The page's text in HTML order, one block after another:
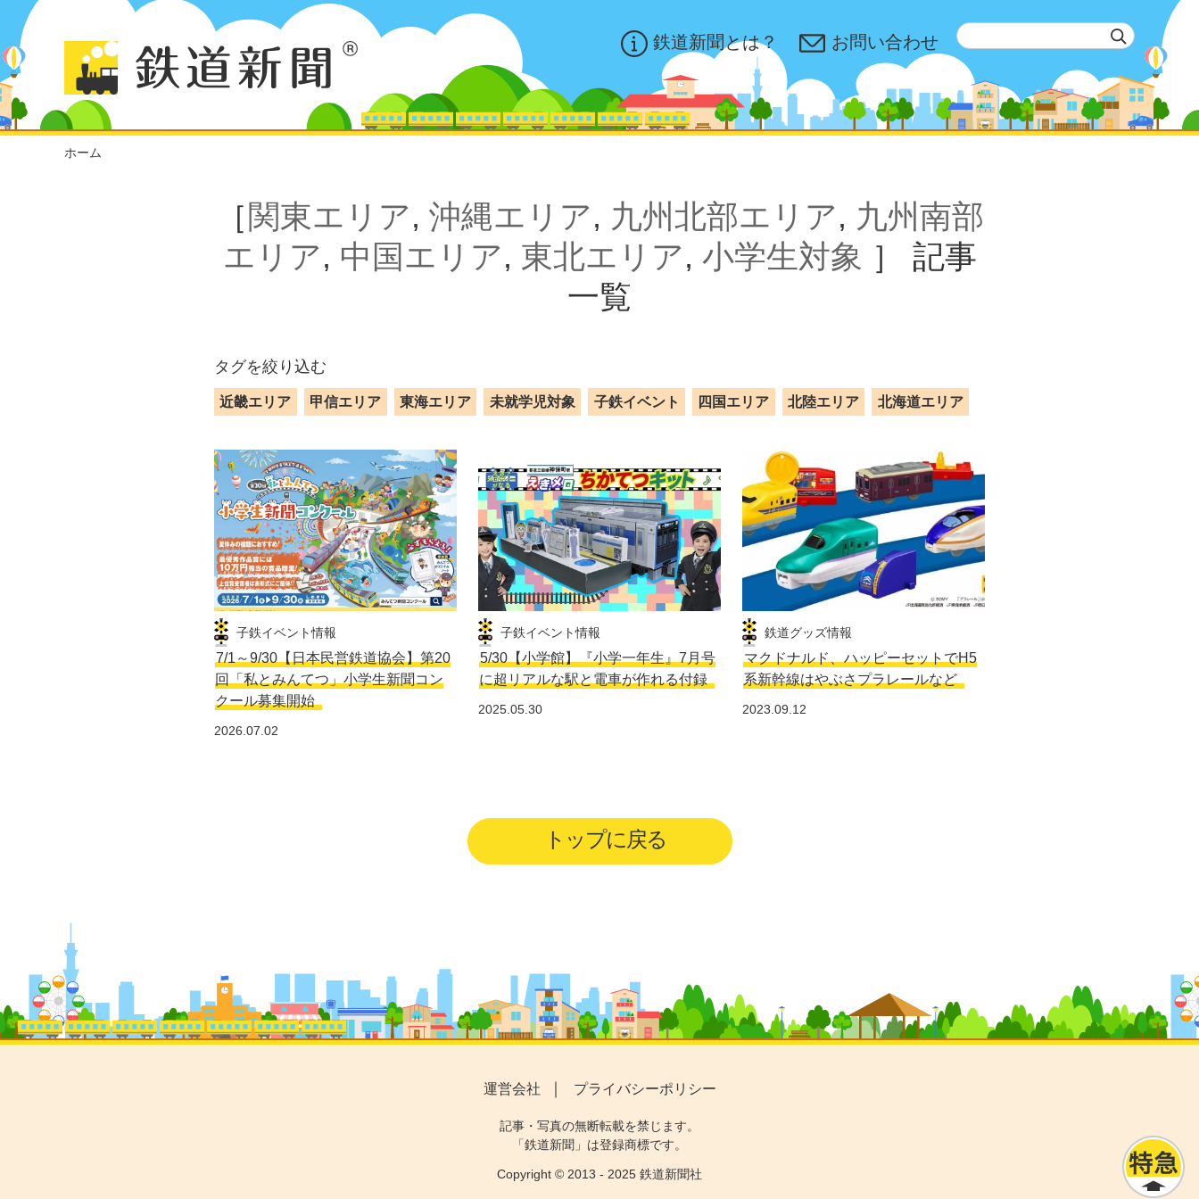
鉄道新聞とは？ お問い合わせ
ホーム
［関東エリア, 沖縄エリア, 九州北部エリア, 九州南部
エリア, 中国エリア, 東北エリア, 小学生対象 ］ 記事
一覧
タグを絞り込む
近畿エリア 甲信エリア 東海エリア 未就学児対象 子鉄イベント 四国エリア 北陸エリア 北海道エリア
子鉄イベント情報
7/1～9/30【日本民営鉄道協会】第20
回「私とみんてつ」小学生新聞コン
クール募集開始
2026.07.02
子鉄イベント情報
5/30【小学館】『小学一年生』7月号
に超リアルな駅と電車が作れる付録
2025.05.30
鉄道グッズ情報
マクドナルド、ハッピーセットでH5
系新幹線はやぶさプラレールなど
2023.09.12
トップに戻る
運営会社 プライバシーポリシー
記事・写真の無断転載を禁じます。
「鉄道新聞」は登録商標です。
Copyright © 2013 - 2025 鉄道新聞社